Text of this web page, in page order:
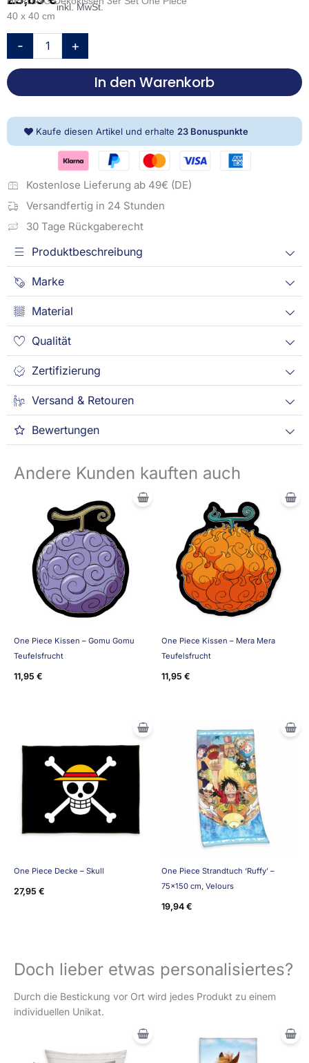
inkl. MwSt.
40 x 40 cm
-
Kissen
Set
Ruffy
Menge
+
In den Warenkorb
Kaufe diesen Artikel und erhalte 23 Bonuspunkte
Kostenlose Lieferung ab 49€ (DE)
Versandfertig in 24 Stunden
30 Tage Rückgaberecht
Produktbeschreibung
Marke
Material
Qualität
Zertifizierung
Versand & Retouren
Bewertungen
Andere Kunden kauften auch
One Piece Kissen – Gomu Gomu
Teufelsfrucht
11,95 €
One Piece Kissen – Mera Mera
Teufelsfrucht
11,95 €
One Piece Decke – Skull
27,95 €
One Piece Strandtuch ‘Ruffy’ –
75×150 cm, Velours
19,94 €
Doch lieber etwas personalisiertes?
Durch die Bestickung vor Ort wird jedes Produkt zu einem
individuellen Unikat.